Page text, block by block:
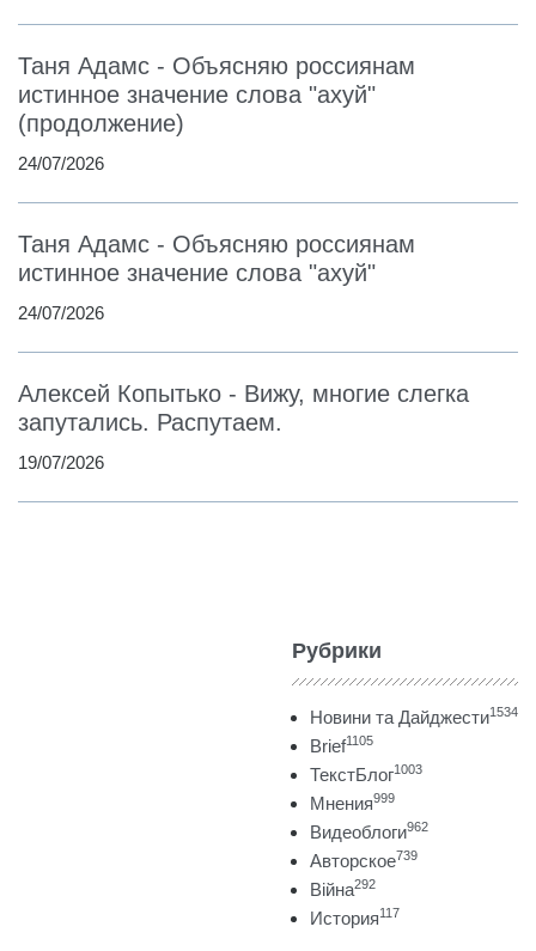
Таня Адамс - Объясняю россиянам
истинное значение слова "ахуй"
(продолжение)
24/07/2026
Таня Адамс - Объясняю россиянам
истинное значение слова "ахуй"
24/07/2026
Алексей Копытько - Вижу, многие слегка
запутались. Распутаем.
19/07/2026
Рубрики
Новини та Дайджести1534
Brief1105
ТекстБлог1003
Мнения999
Видеоблоги962
Авторское739
Війна292
История117